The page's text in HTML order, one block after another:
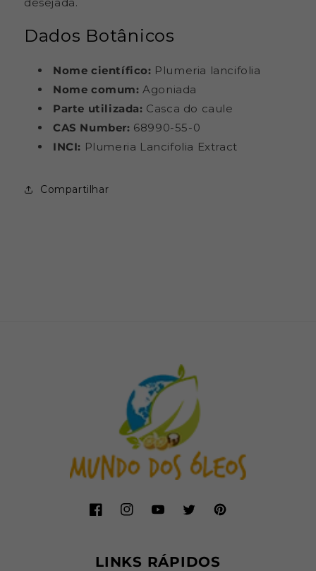
Dados Botânicos
Nome científico: Plumeria lancifolia
Nome comum: Agoniada
Parte utilizada: Casca do caule
CAS Number: 68990-55-0
INCI: Plumeria Lancifolia Extract
Compartilhar
FacebookInstagramYouTubeTwitterPinterest
LINKS RÁPIDOS